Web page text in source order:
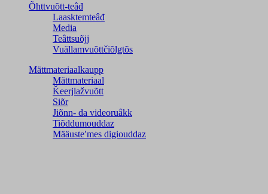
Õhttvuõtt-teâđ
Laasktemteâđ
Media
Teâttsuõjj
Vuällamvuõttčiõlǥtõs
Mättmateriaalkaupp
Mättmateriaal
Ǩeerjlažvuõtt
Siõr
Jiõnn- da videoruâkk
Tiõddumouddaz
Määusteʹmes digiouddaz